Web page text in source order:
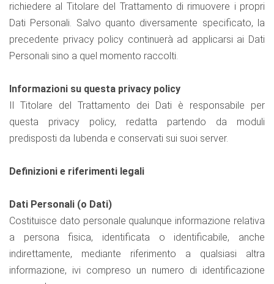
richiedere al Titolare del Trattamento di rimuovere i propri
Dati Personali. Salvo quanto diversamente specificato, la
precedente privacy policy continuerà ad applicarsi ai Dati
Personali sino a quel momento raccolti.
Informazioni su questa privacy policy
Il Titolare del Trattamento dei Dati è responsabile per
questa privacy policy, redatta partendo da moduli
predisposti da Iubenda e conservati sui suoi server.
Definizioni e riferimenti legali
Dati Personali (o Dati)
Costituisce dato personale qualunque informazione relativa
a persona fisica, identificata o identificabile, anche
indirettamente, mediante riferimento a qualsiasi altra
informazione, ivi compreso un numero di identificazione